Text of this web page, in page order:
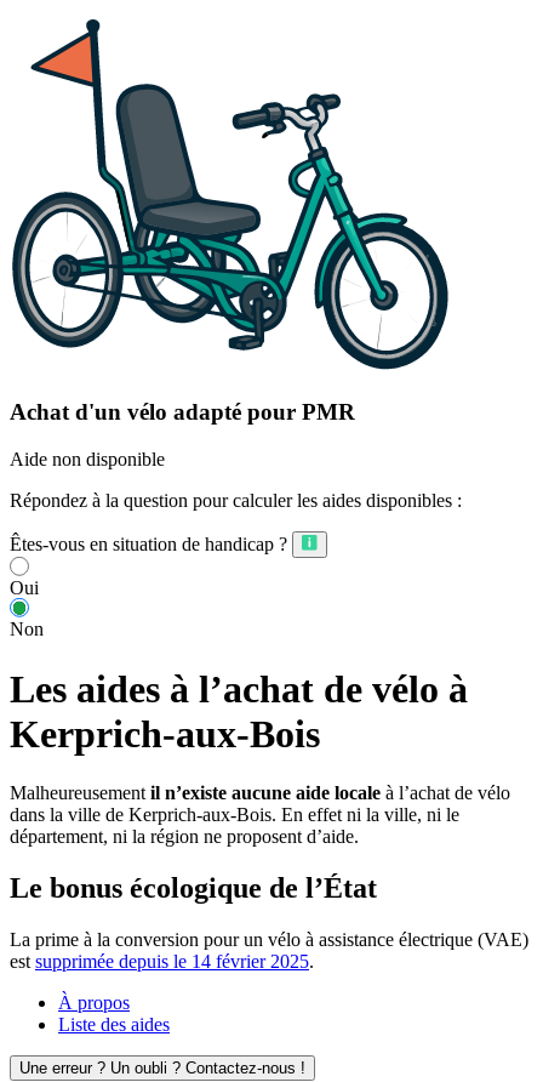
Achat d'un vélo adapté pour PMR
Aide non disponible
Répondez à la question pour calculer les aides disponibles :
Êtes-vous en situation de handicap ?
Oui
Non
Les aides à l’achat de vélo à
Kerprich-aux-Bois
Malheureusement il n’existe aucune aide locale à l’achat de vélo
dans la ville de Kerprich-aux-Bois. En effet ni la ville, ni le
département, ni la région ne proposent d’aide.
Le bonus écologique de l’État
La prime à la conversion pour un vélo à assistance électrique (VAE)
est supprimée depuis le 14 février 2025.
À propos
Liste des aides
Une erreur ? Un oubli ? Contactez-nous !